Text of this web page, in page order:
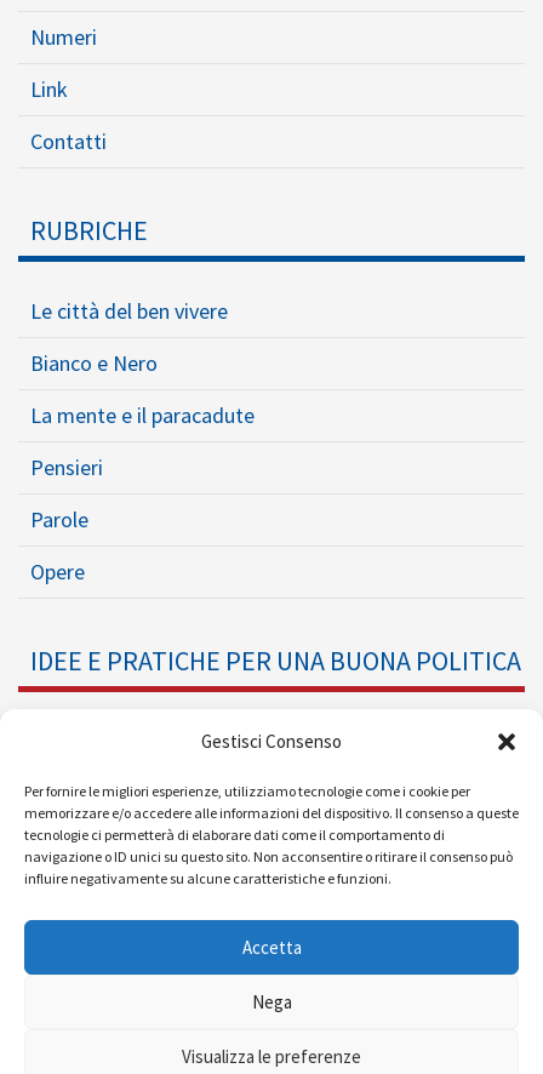
Gestisci Consenso
Per fornire le migliori esperienze, utilizziamo tecnologie come i cookie per
memorizzare e/o accedere alle informazioni del dispositivo. Il consenso a queste
tecnologie ci permetterà di elaborare dati come il comportamento di
navigazione o ID unici su questo sito. Non acconsentire o ritirare il consenso può
influire negativamente su alcune caratteristiche e funzioni.
Accetta
Nega
Visualizza le preferenze
Numeri
Link
Contatti
RUBRICHE
Le città del ben vivere
Bianco e Nero
La mente e il paracadute
Pensieri
Parole
Opere
IDEE E PRATICHE PER UNA BUONA POLITICA
Formazione Politica
Eventi